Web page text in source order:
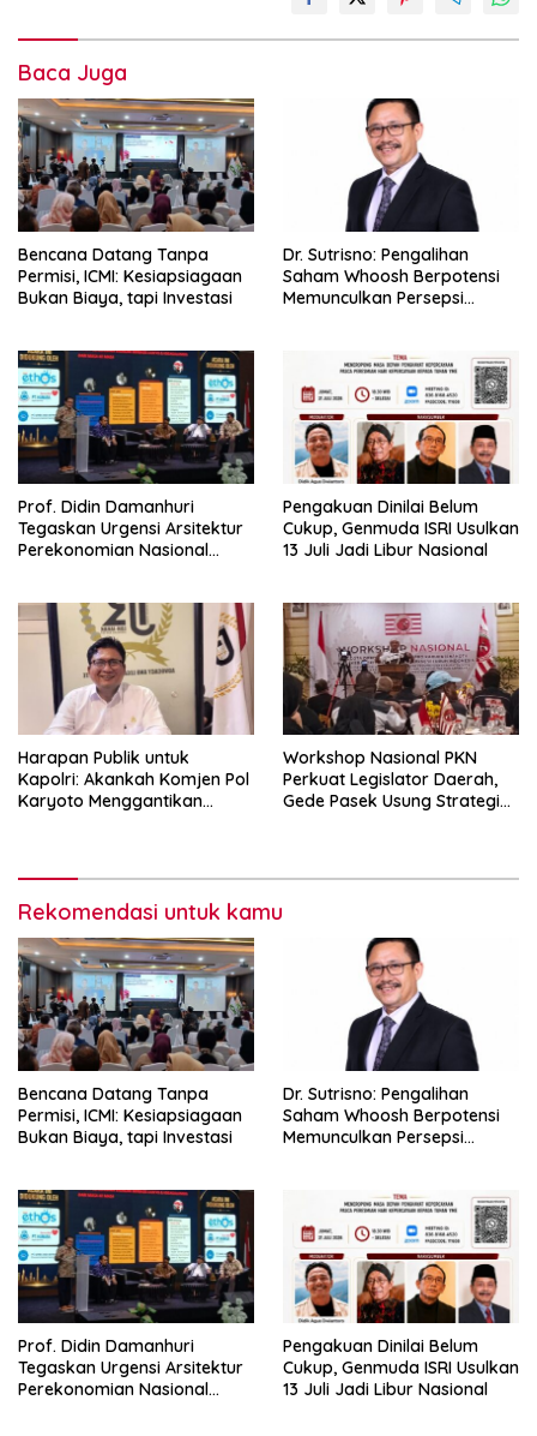
Baca Juga
Bencana Datang Tanpa
Permisi, ICMI: Kesiapsiagaan
Bukan Biaya, tapi Investasi
Dr. Sutrisno: Pengalihan
Saham Whoosh Berpotensi
Memunculkan Persepsi
Prof. Didin Damanhuri
Tegaskan Urgensi Arsitektur
Perekonomian Nasional
Nasional
Pengakuan Dinilai Belum
Cukup, Genmuda ISRI Usulkan
13 Juli Jadi Libur Nasional
Harapan Publik untuk
Kapolri: Akankah Komjen Pol
Karyoto Menggantikan
Workshop Nasional PKN
Perkuat Legislator Daerah,
Gede Pasek Usung Strategi
Rekomendasi untuk kamu
Bencana Datang Tanpa
Permisi, ICMI: Kesiapsiagaan
Bukan Biaya, tapi Investasi
Dr. Sutrisno: Pengalihan
Saham Whoosh Berpotensi
Memunculkan Persepsi
Prof. Didin Damanhuri
Tegaskan Urgensi Arsitektur
Perekonomian Nasional
Pengakuan Dinilai Belum
Cukup, Genmuda ISRI Usulkan
13 Juli Jadi Libur Nasional